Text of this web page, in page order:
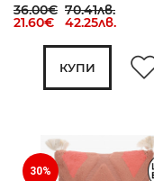
36.00€ 70.41лв.
21.60€ 42.25лв.
КУПИ
30%